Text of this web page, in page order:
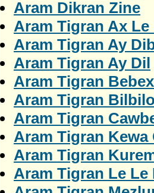
Aram Dikran Zine
Aram Tigran Ax Le
Aram Tigran Ay
Aram Tigran Ay Dil
Aram Tigran
Aram Tigran
Aram Tigran
Aram Tigran Kewa
Aram Tigran
Aram Tigran Le Le